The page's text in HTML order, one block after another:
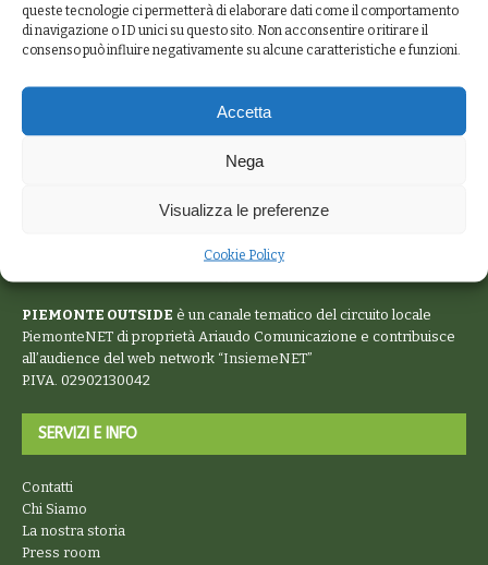
queste tecnologie ci permetterà di elaborare dati come il comportamento
di navigazione o ID unici su questo sito. Non acconsentire o ritirare il
consenso può influire negativamente su alcune caratteristiche e funzioni.
Accetta
Nega
Visualizza le preferenze
Cookie Policy
PIEMONTE OUTSIDE è un canale tematico del circuito locale
PiemonteNET di proprietà Ariaudo Comunicazione e contribuisce
all’audience del web network “InsiemeNET”
P.IVA. 02902130042
SERVIZI E INFO
Contatti
Chi Siamo
La nostra storia
Press room